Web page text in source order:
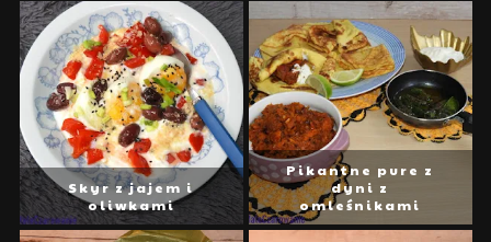
Skyr z jajem i
oliwkami
Pikantne pure z
dyni z
omleśnikami